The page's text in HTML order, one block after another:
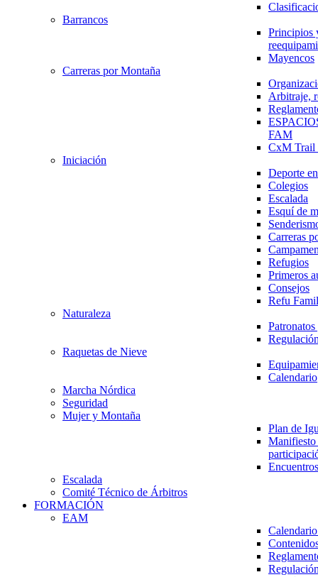
Barrancos
Principios
Mayencos
Carreras por Montaña
Arbitraje,
FAM
CxM
Iniciación
Deporte
Colegios
Escalada
Esquí de
Carreras
Refugios
Primeros
Consejos
Refu
Naturaleza
Raquetas de Nieve
Calendario
Marcha Nórdica
Seguridad
Mujer y Montaña
Plan de
Escalada
Comité Técnico de Árbitros
FORMACIÓN
EAM